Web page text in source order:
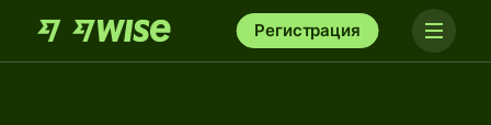
Регистрация